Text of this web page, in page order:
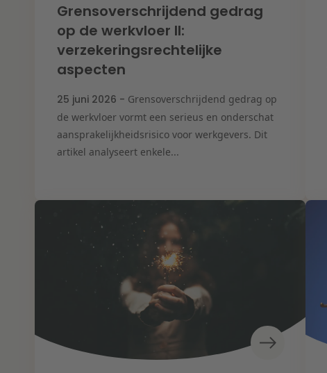
Grensoverschrijdend gedrag
op de werkvloer II:
verzekeringsrechtelijke
aspecten
25 juni 2026 - Grensoverschrijdend gedrag op
de werkvloer vormt een serieus en onderschat
aansprakelijkheidsrisico voor werkgevers. Dit
artikel analyseert enkele...